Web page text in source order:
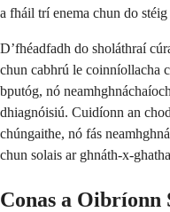
a fháil trí enema chun do
D’fhéadfadh do sholáthraí
chun cabhrú le coinníollacha
bputóg, nó
dhiagnóisiú. Cuidíonn an
chúngaithe, nó fás
chun solais ar ghnáth-x-
Conas a